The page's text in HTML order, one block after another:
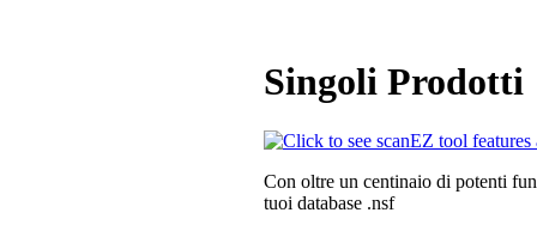
Singoli Prodotti
Con oltre un centinaio di potenti
tuoi database .nsf